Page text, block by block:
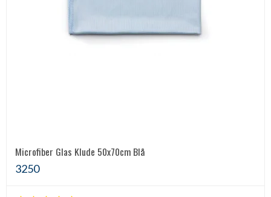
Microfiber Glas Klude 50x70cm Blå
3250